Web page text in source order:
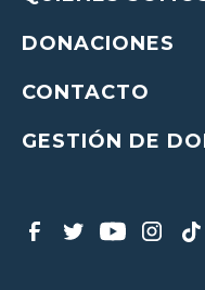
DONACIONES
CONTACTO
GESTIÓN DE